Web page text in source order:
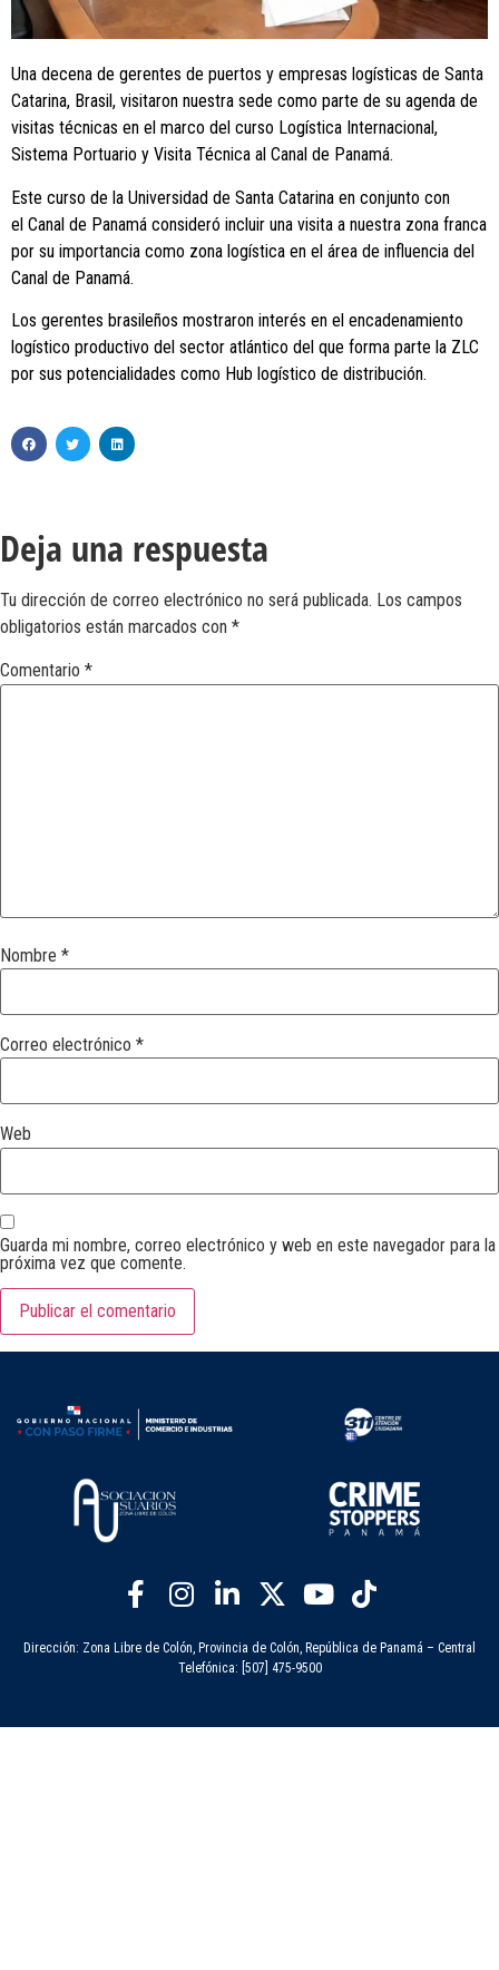
Una decena de gerentes de puertos y empresas logísticas de Santa
Catarina, Brasil, visitaron nuestra sede como parte de su agenda de
visitas técnicas en el marco del curso Logística Internacional,
Sistema Portuario y Visita Técnica al Canal de Panamá.
Este curso de la Universidad de Santa Catarina en conjunto con
el Canal de Panamá consideró incluir una visita a nuestra zona franca
por su importancia como zona logística en el área de influencia del
Canal de Panamá.
Los gerentes brasileños mostraron interés en el encadenamiento
logístico productivo del sector atlántico del que forma parte la ZLC
por sus potencialidades como Hub logístico de distribución.
Deja una respuesta
Tu dirección de correo electrónico no será publicada. Los campos
obligatorios están marcados con *
Comentario *
Nombre *
Correo electrónico *
Web
Guarda mi nombre, correo electrónico y web en este navegador para la
próxima vez que comente.
Dirección: Zona Libre de Colón, Provincia de Colón, República de Panamá – Central
Telefónica: [507] 475-9500